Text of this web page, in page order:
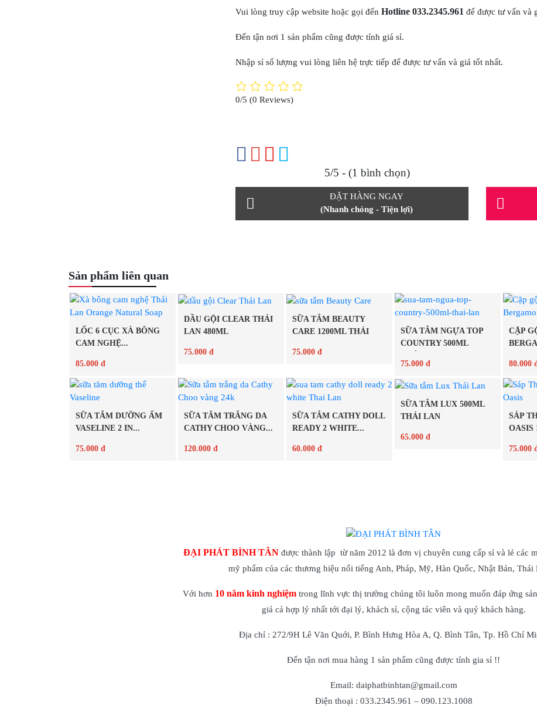
Vui lòng truy cập website hoặc gọi đến Hotline 033.2345.961 để được tư vấn và
Đến tận nơi 1 sản phẩm cũng được tính giá sỉ.
Nhập sỉ số lượng vui lòng liên hệ trực tiếp để được tư vấn và giá tốt nhất.
0/5 (0 Reviews)
5/5 - (1 bình chọn)
ĐẶT HÀNG NGAY
(Nhanh chóng - Tiện lợi)
Sản phẩm liên quan
LỐC 6 CỤC XÀ BÔNG
CAM NGHỆ...
85.000 đ
Chi tiết
DẦU GỘI CLEAR THÁI
LAN 480ML
75.000 đ
Chi tiết
SỮA TẮM BEAUTY
CARE 1200ML THÁI
75.000 đ
Chi tiết
SỮA TẮM NGỰA TOP
COUNTRY 500ML
75.000 đ
CẶP
80.000
SỮA TẮM DƯỠNG ẨM
VASELINE 2 IN...
75.000 đ
SỮA TẮM TRẮNG DA
CATHY CHOO VÀNG...
120.000 đ
SỮA TẮM CATHY DOLL
READY 2 WHITE...
60.000 đ
SỮA TẮM LUX 500ML
THÁI LAN
65.000 đ
SÁP
OASIS
75.000
ĐẠI PHÁT BÌNH TÂNđược thành lập từ năm 2012 là đơn vị chuyên cung cấp sỉ và lẻ các
mỹ phẩm của các thương hiệu nổi tiếng Anh, Pháp, Mỹ, Hàn Quốc, Nhật Bản,
Với hơn 10 năm kinh nghiệm trong lĩnh vực thị trường chúng tôi luôn mong muốn đáp ứng
giá cả hợp lý nhất tới đại lý, khách sỉ, cộng tác viên và quý khách hàng.
Địa chỉ : 272/9H Lê Văn Quới, P. Bình Hưng Hòa A, Q. Bình Tân, Tp. Hồ Chí
Đến tận nơi mua hàng 1 sản phẩm cũng được tính gia sỉ !!
Email: daiphatbinhtan@gmail.com
Điện thoại : 033.2345.961 – 090.123.1008